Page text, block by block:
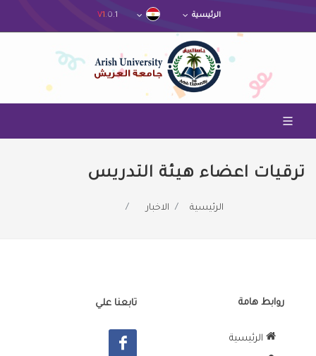
الرئيسية V1.0.1
ترقيات اعضاء هيئة التدريس
الرئيسية الاخبار
روابط هامة
الرئيسية
تابعنا علي